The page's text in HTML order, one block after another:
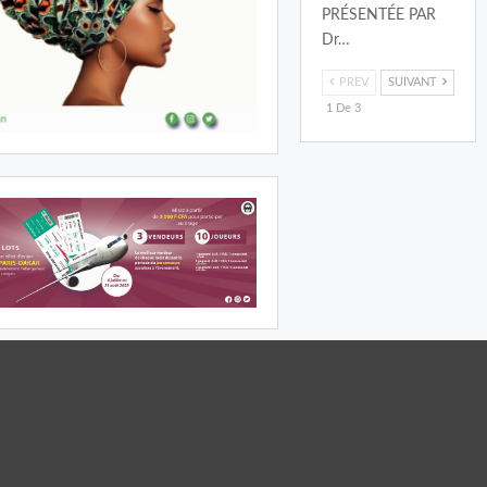
PRÉSENTÉE PAR
Dr…
PREV SUIVANT
1 De 3